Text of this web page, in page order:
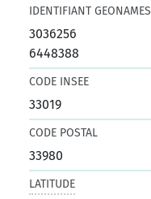
IDENTIFIANT GEONAMES
3036256
6448388
CODE INSEE
33019
CODE POSTAL
33980
LATITUDE